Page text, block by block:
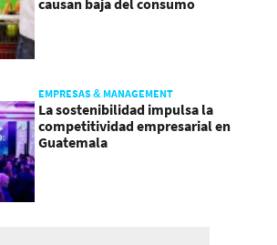
EMPRESAS & MANAGEMENT
La sostenibilidad impulsa la
competitividad empresarial en
Guatemala